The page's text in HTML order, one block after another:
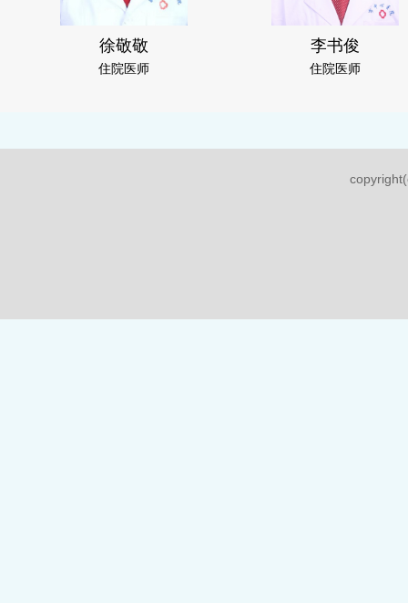
徐敬敬
住院医师
李书俊
住院医师